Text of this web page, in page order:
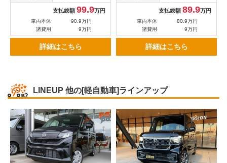
支払総額 99.9万円
車両本体
90.9万円
諸費用
9万円
詳細はこちら
支払総額 89.9万円
車両本体
80.9万円
諸費用
9万円
詳細はこちら
LINEUP 他の[軽自動車]ラインアップ